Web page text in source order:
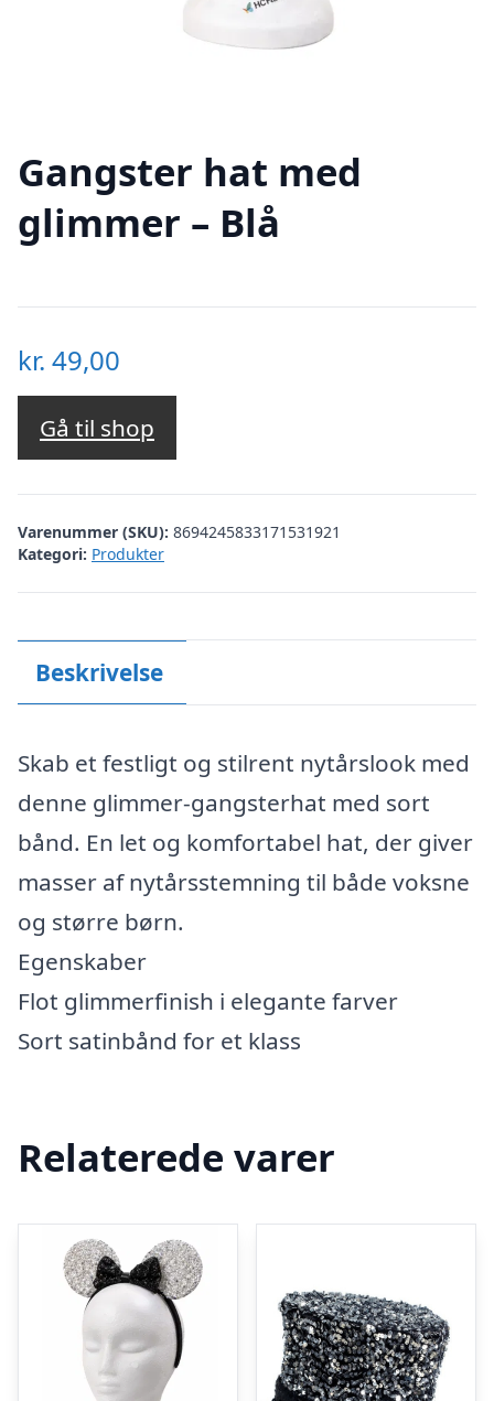
Gangster hat med
glimmer – Blå
kr. 49,00
Gå til shop
Varenummer (SKU): 8694245833171531921
Kategori: Produkter
Beskrivelse
Skab et festligt og stilrent nytårslook med
denne glimmer-gangsterhat med sort
bånd. En let og komfortabel hat, der giver
masser af nytårsstemning til både voksne
og større børn.
Egenskaber
Flot glimmerfinish i elegante farver
Sort satinbånd for et klass
Relaterede varer